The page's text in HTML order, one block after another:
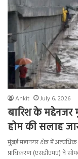
Ankit July 6, 2026
बारिश के मद्देनजर
होम की सलाह
मुंबई महानगर क्षेत्र में
प्राधिकरण (एसडीएमए) ने